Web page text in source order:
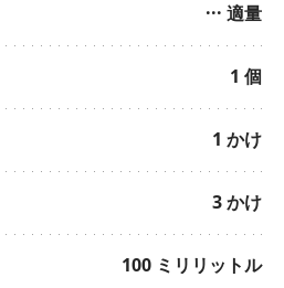
··· 適量
1 個
1 かけ
3かけ
100 ミリリットル